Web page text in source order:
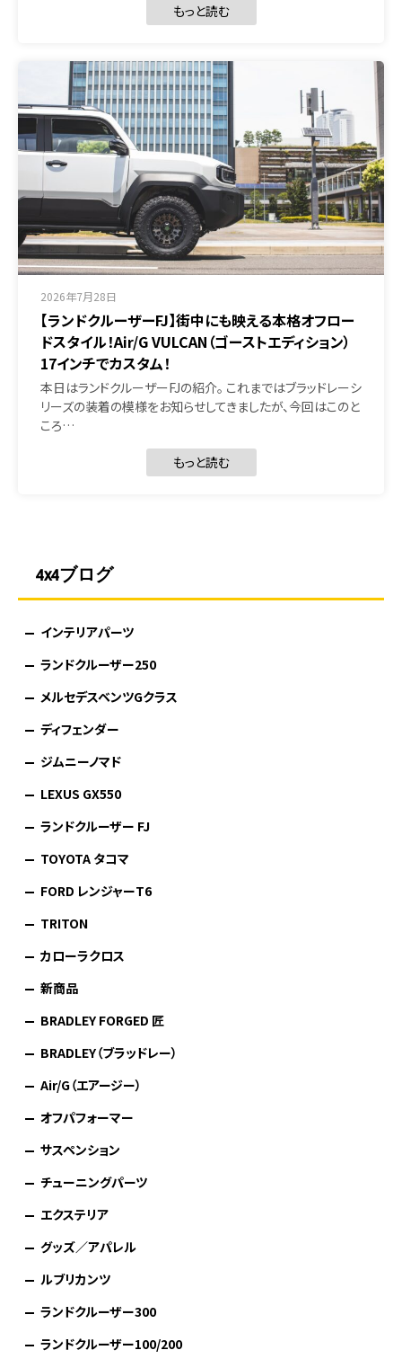
もっと読む
2026年7月28日
【ランドクルーザーFJ】街中にも映える本格オフロー
ドスタイル！Air/G VULCAN（ゴーストエディション）
17インチでカスタム！
本日はランドクルーザーFJの紹介。 これまではブラッドレーシ
リーズの装着の模様をお知らせしてきましたが、今回はこのと
ころ…
もっと読む
4x4ブログ
インテリアパーツ
ランドクルーザー250
メルセデスベンツGクラス
ディフェンダー
ジムニーノマド
LEXUS GX550
ランドクルーザー FJ
TOYOTA タコマ
FORD レンジャーT6
TRITON
カローラクロス
新商品
BRADLEY FORGED 匠
BRADLEY（ブラッドレー）
Air/G（エアージー）
オフパフォーマー
サスペンション
チューニングパーツ
エクステリア
グッズ／アパレル
ルブリカンツ
ランドクルーザー300
ランドクルーザー100/200